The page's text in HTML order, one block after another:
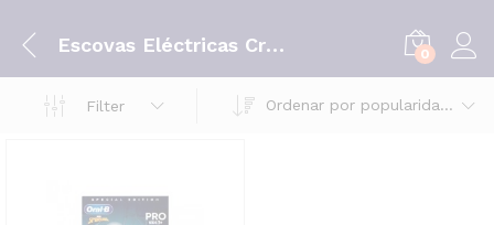
Escovas Eléctricas Criança 0
Filter Ordenar por popularidade